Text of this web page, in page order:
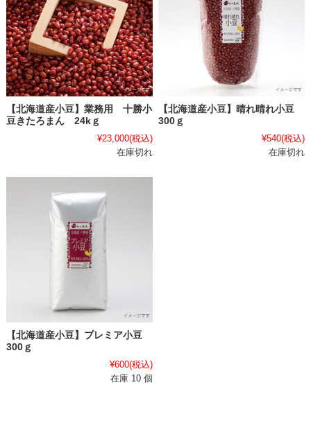
【北海道産小豆】業務用 十勝小
豆きたろまん 24kｇ
¥23,000(税込)
在庫切れ
【北海道産小豆】晴れ晴れ小豆
300ｇ
¥540(税込)
在庫切れ
【北海道産小豆】プレミア小豆
300ｇ
¥600(税込)
在庫 10 個